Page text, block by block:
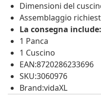
Dimensioni del
Assemblaggio
La consegna include:
1 Panca
1 Cuscino
EAN:8720286233696
SKU:3060976
Brand:vidaXL